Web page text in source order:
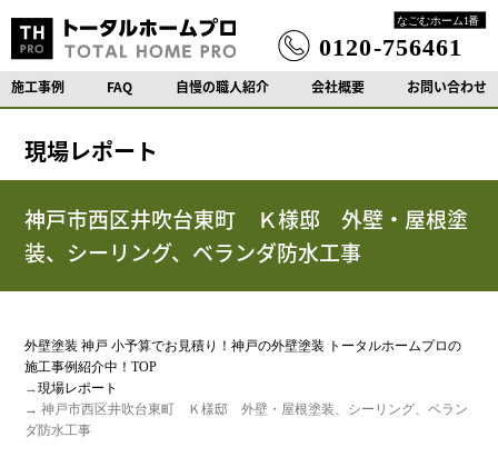
施工事例 FAQ 自慢の職人紹介 会社概要 お問い合わせ
現場レポート
神戸市西区井吹台東町 Ｋ様邸 外壁・屋根塗
装、シーリング、ベランダ防水工事
外壁塗装 神戸 小予算でお見積り！神戸の外壁塗装 トータルホームプロの
施工事例紹介中！TOP
→現場レポート
→ 神戸市西区井吹台東町 Ｋ様邸 外壁・屋根塗装、シーリング、ベラン
ダ防水工事